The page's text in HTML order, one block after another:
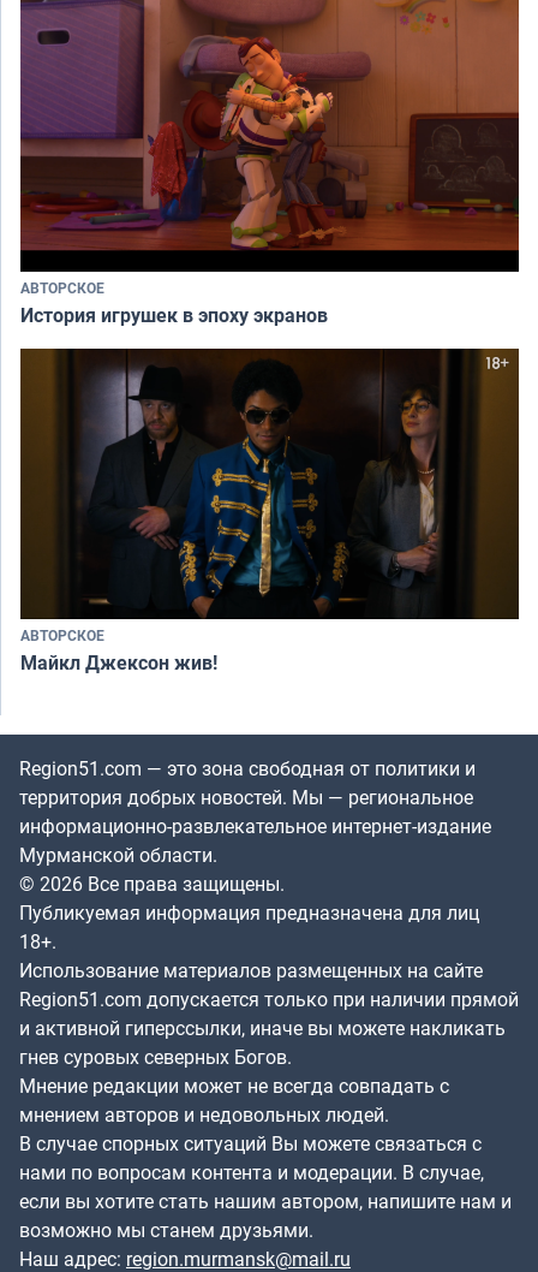
АВТОРСКОЕ
История игрушек в эпоху экранов
АВТОРСКОЕ
Майкл Джексон жив!
Region51.com — это зона свободная от политики и
территория добрых новостей. Мы — региональное
информационно-развлекательное интернет-издание
Мурманской области.
© 2026 Все права защищены.
Публикуемая информация предназначена для лиц
18+.
Использование материалов размещенных на сайте
Region51.com допускается только при наличии прямой
и активной гиперссылки, иначе вы можете накликать
гнев суровых северных Богов.
Мнение редакции может не всегда совпадать с
мнением авторов и недовольных людей.
В случае спорных ситуаций Вы можете связаться с
нами по вопросам контента и модерации. В случае,
если вы хотите стать нашим автором, напишите нам и
возможно мы станем друзьями.
Наш адрес: region.murmansk@mail.ru